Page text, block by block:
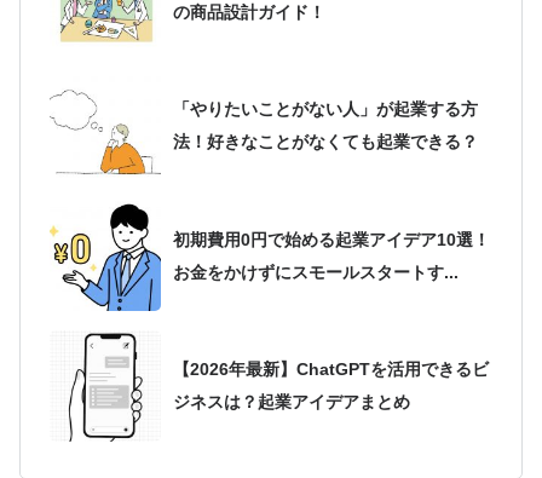
の商品設計ガイド！
「やりたいことがない人」が起業する方
法！好きなことがなくても起業できる？
初期費用0円で始める起業アイデア10選！
お金をかけずにスモールスタートす...
【2026年最新】ChatGPTを活用できるビ
ジネスは？起業アイデアまとめ